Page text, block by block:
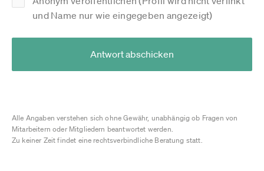
und Name nur wie eingegeben angezeigt)
Antwort abschicken
Alle Angaben verstehen sich ohne Gewähr, unabhängig ob Fragen von
Mitarbeitern oder Mitgliedern beantwortet werden.
Zu keiner Zeit findet eine rechtsverbindliche Beratung statt.